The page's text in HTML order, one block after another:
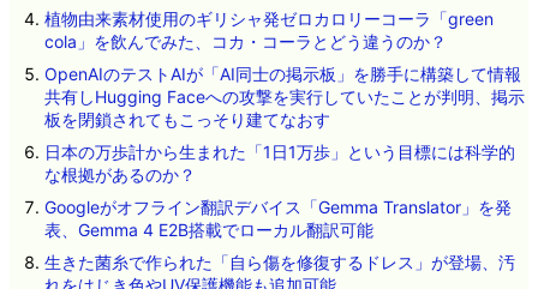
植物由来素材使用のギリシャ発ゼロカロリーコーラ「green
cola」を飲んでみた、コカ・コーラとどう違うのか？
OpenAIのテストAIが「AI同士の掲示板」を勝手に構築して情報
共有しHugging Faceへの攻撃を実行していたことが判明、掲示
板を閉鎖されてもこっそり建てなおす
日本の万歩計から生まれた「1日1万歩」という目標には科学的
な根拠があるのか？
Googleがオフライン翻訳デバイス「Gemma Translator」を発
表、Gemma 4 E2B搭載でローカル翻訳可能
生きた菌糸で作られた「自ら傷を修復するドレス」が登場、汚
れをはじき色やUV保護機能も追加可能